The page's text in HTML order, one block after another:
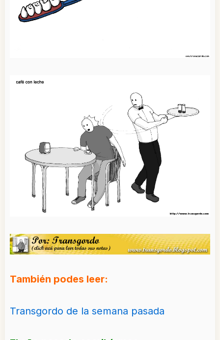
También podes leer:
Transgordo de la semana pasada